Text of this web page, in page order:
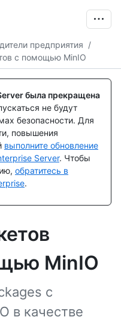
предприятия /
с помощью MinIO
была прекращена
не будут
безопасности. Для
повышения
выполните обновление
Server. Чтобы
обратитесь в
.
MinIO
с
в качестве